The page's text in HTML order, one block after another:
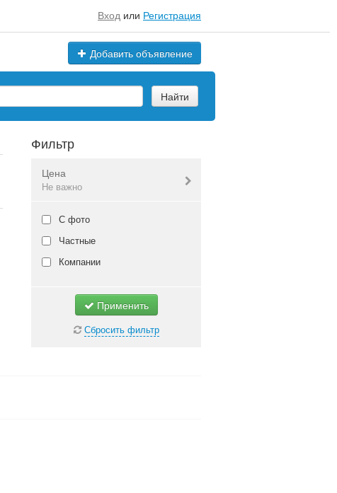
Вход или Регистрация
Добавить объявление
Найти
Фильтр
Цена
Не важно
Валюта:руб.
С фото
Частные
Компании
Применить
Сбросить фильтр